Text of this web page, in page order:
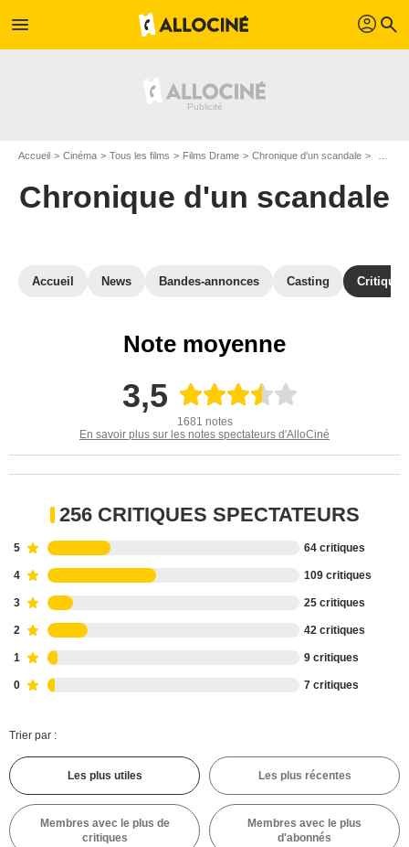
menu profil search
Accueil Cinéma Tous les films Films Drame Chronique d'un scandale
Chronique d'un scandale
Accueil News Bandes-annonces Casting
Note moyenne
3,5
1681 notes
En savoir plus sur les notes spectateurs d'AlloCiné
256 CRITIQUES SPECTATEURS
5 64 critiques
4 109 critiques
3 25 critiques
2 42 critiques
1 9 critiques
0 7 critiques
Trier par :
Les plus utiles Les plus récentes
Membres avec le plus de
critiques
Membres avec le plus
d'abonnés